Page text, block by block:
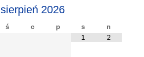
sierpień 2026
ś c p s
n
1
2